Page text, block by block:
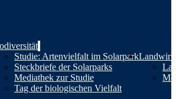
Studie: Artenvielfalt im Solarpark
Steckbriefe der Solarparks
Mediathek zur Studie
Tag der biologischen Vielfalt